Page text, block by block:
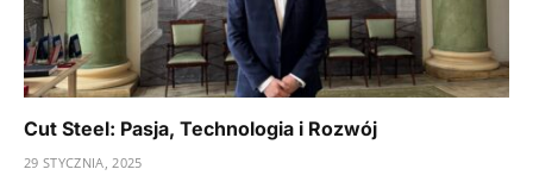
Cut Steel: Pasja, Technologia i Rozwój
29 STYCZNIA, 2025